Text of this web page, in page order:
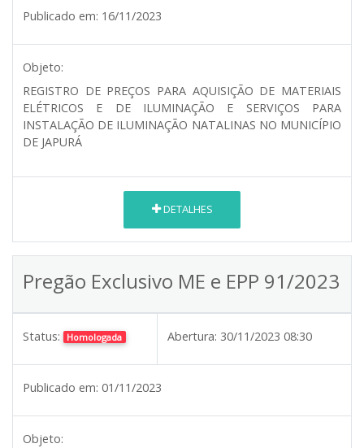
Publicado em: 16/11/2023
Objeto:
REGISTRO DE PREÇOS PARA AQUISIÇÃO DE MATERIAIS
ELÉTRICOS E DE ILUMINAÇÃO E SERVIÇOS PARA
INSTALAÇÃO DE ILUMINAÇÃO NATALINAS NO MUNICÍPIO
DE JAPURÁ
DETALHES
Pregão Exclusivo ME e EPP 91/2023
Status: Homologada Abertura: 30/11/2023 08:30
Publicado em: 01/11/2023
Objeto: